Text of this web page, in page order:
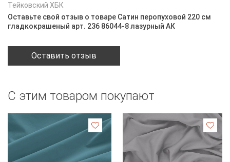
Тейковский ХБК
Оставьте свой отзыв о товаре Сатин перопуховой 220 см
гладкокрашеный арт. 236 86044-8 лазурный АК
Оставить отзыв
С этим товаром покупают